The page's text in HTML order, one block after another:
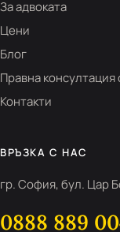
За адвоката
Цени
Блог
Правна
Контакти
ВРЪЗКА С НАС
гр. София, бул. Цар
0888 889